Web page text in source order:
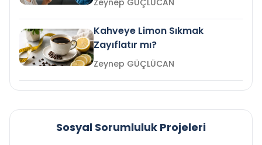
Zeynep GÜÇLÜCAN
Kahveye Limon Sıkmak
Zayıflatır mı?
Zeynep GÜÇLÜCAN
Sosyal Sorumluluk Projeleri